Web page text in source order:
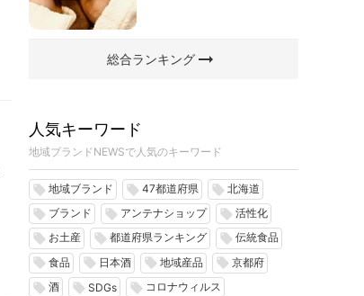
総合ランキングarrow_right_alt
人気キーワード
地域ブランドNEWSで人気のキーワード
local_offer 地域ブランド local_offer 47都道府県 local_offer 北海道
local_offer ブランド local_offer アンテナショップ local_offer 活性化
local_offer お土産 local_offer 都道府県ランキング local_offer 伝統食品
local_offer 食品 local_offer 日本酒 local_offer 地域産品 local_offer 京都府
local_offer 酒 local_offer SDGs local_offer コロナウィルス